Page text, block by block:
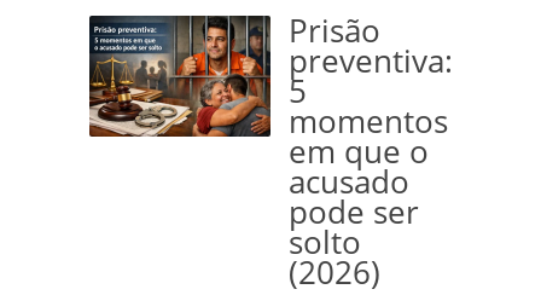
Prisão
preventiva:
5
momentos
em que o
acusado
pode ser
solto
(2026)